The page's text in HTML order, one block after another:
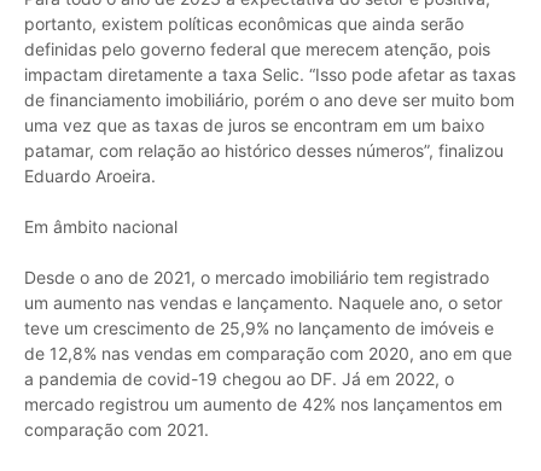
portanto, existem políticas econômicas que ainda serão
definidas pelo governo federal que merecem atenção, pois
impactam diretamente a taxa Selic. “Isso pode afetar as taxas
de financiamento imobiliário, porém o ano deve ser muito bom
uma vez que as taxas de juros se encontram em um baixo
patamar, com relação ao histórico desses números”, finalizou
Eduardo Aroeira.
Em âmbito nacional
Desde o ano de 2021, o mercado imobiliário tem registrado
um aumento nas vendas e lançamento. Naquele ano, o setor
teve um crescimento de 25,9% no lançamento de imóveis e
de 12,8% nas vendas em comparação com 2020, ano em que
a pandemia de covid-19 chegou ao DF. Já em 2022, o
mercado registrou um aumento de 42% nos lançamentos em
comparação com 2021.